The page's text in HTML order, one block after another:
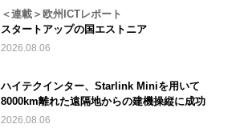
＜連載＞欧州ICTレポート
スタートアップの国エストニア
2026.08.06
ハイテクインター、Starlink Miniを用いて
8000km離れた遠隔地からの建機操縦に成功
2026.08.06